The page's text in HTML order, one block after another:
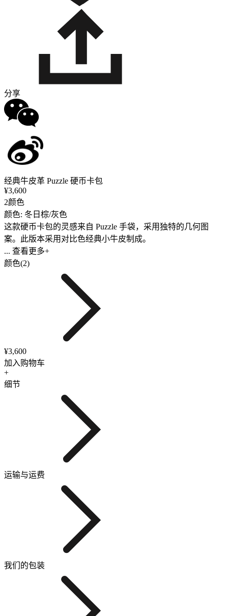
分享
经典牛皮革 Puzzle 硬币卡包
¥3,600
2颜色
颜色: 冬日棕/灰色
这款硬币卡包的灵感来自 Puzzle 手袋，采用独特的几何图
案。此版本采用对比色经典小牛皮制成。
... 查看更多+
颜色(2)
¥3,600
加入购物车
+
细节
运输与运费
我们的包装